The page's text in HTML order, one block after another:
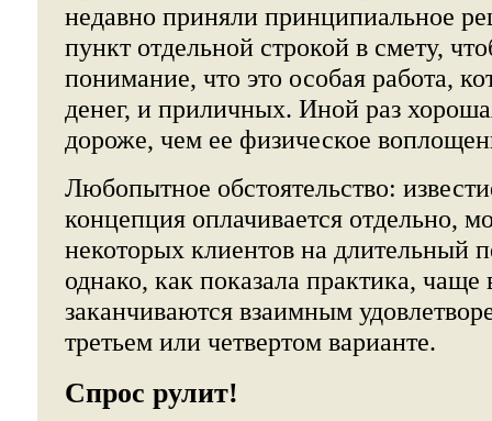
недавно приняли принципиальное
пункт отдельной строкой в смету,
понимание, что это особая работа,
денег, и приличных. Иной раз
дороже, чем ее физическое
Любопытное обстоятельство:
концепция оплачивается отдельно,
некоторых клиентов на длительный
однако, как показала практика, чаще
заканчиваются взаимным
третьем или четвертом варианте.
Спрос рулит!